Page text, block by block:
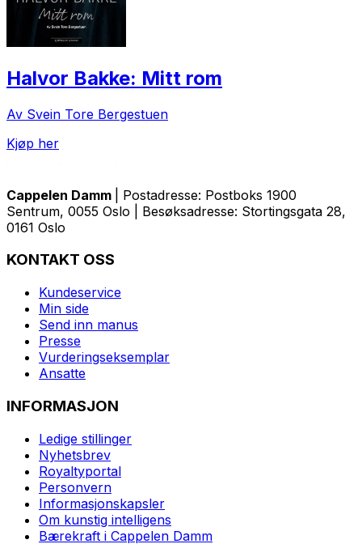
Halvor Bakke: Mitt rom
Av Svein Tore Bergestuen
Kjøp her
Cappelen Damm
| Postadresse: Postboks 1900
Sentrum, 0055 Oslo | Besøksadresse: Stortingsgata 28,
0161 Oslo
KONTAKT OSS
Kundeservice
Min side
Send inn manus
Presse
Vurderingseksemplar
Ansatte
INFORMASJON
Ledige stillinger
Nyhetsbrev
Royaltyportal
Personvern
Informasjonskapsler
Om kunstig intelligens
Bærekraft i Cappelen Damm